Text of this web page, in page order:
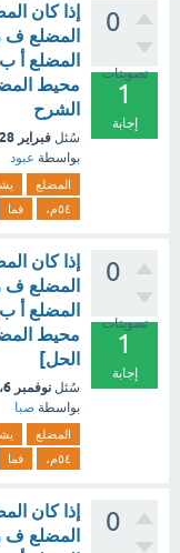
0
تصويتات
1
إجابة
إذا كان
المضلع
محيط
الشرح
سُئل فبراير 28
بواسطة عبود
المضلع
٥٤م،
فما
0
تصويتات
1
إجابة
إذا كان
المضلع
محيط
الحل]
سُئل نوفمبر 6، 2023
بواسطة صبا
المضلع
٥٤م،
فما
0
إذا كان
المضلع